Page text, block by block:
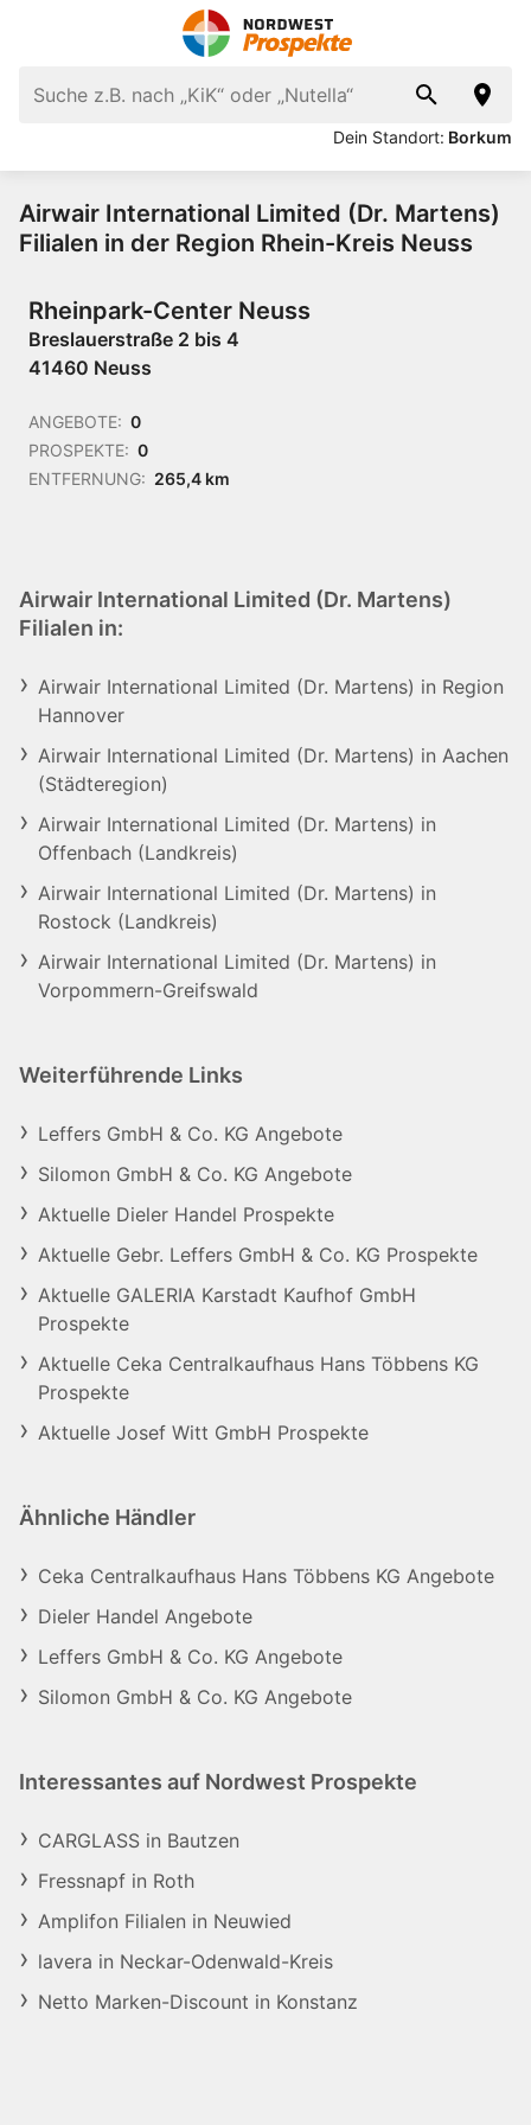
Dein Standort: Borkum
Airwair International Limited (Dr. Martens)
Filialen in der Region Rhein-Kreis Neuss
Rheinpark-Center Neuss
Breslauerstraße 2 bis 4
41460 Neuss
ANGEBOTE: 0
PROSPEKTE: 0
ENTFERNUNG: 265,4 km
Airwair International Limited (Dr. Martens)
Filialen in:
Airwair International Limited (Dr. Martens) in Region
Hannover
Airwair International Limited (Dr. Martens) in Aachen
(Städteregion)
Airwair International Limited (Dr. Martens) in
Offenbach (Landkreis)
Airwair International Limited (Dr. Martens) in
Rostock (Landkreis)
Airwair International Limited (Dr. Martens) in
Vorpommern-Greifswald
Weiterführende Links
Leffers GmbH & Co. KG Angebote
Silomon GmbH & Co. KG Angebote
Aktuelle Dieler Handel Prospekte
Aktuelle Gebr. Leffers GmbH & Co. KG Prospekte
Aktuelle GALERIA Karstadt Kaufhof GmbH
Prospekte
Aktuelle Ceka Centralkaufhaus Hans Többens KG
Prospekte
Aktuelle Josef Witt GmbH Prospekte
Ähnliche Händler
Ceka Centralkaufhaus Hans Többens KG Angebote
Dieler Handel Angebote
Leffers GmbH & Co. KG Angebote
Silomon GmbH & Co. KG Angebote
Interessantes auf Nordwest Prospekte
CARGLASS in Bautzen
Fressnapf in Roth
Amplifon Filialen in Neuwied
lavera in Neckar-Odenwald-Kreis
Netto Marken-Discount in Konstanz